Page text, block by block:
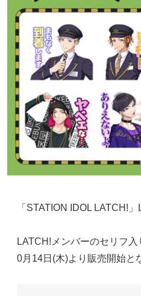
「STATION IDOL LATCH!
LATCH!メンバーのセリフ
0月14日(木)より販売開始と